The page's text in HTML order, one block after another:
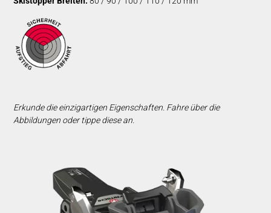
Erkunde die einzigartigen Eigenschaften. Fahre über die
Abbildungen oder tippe diese an.